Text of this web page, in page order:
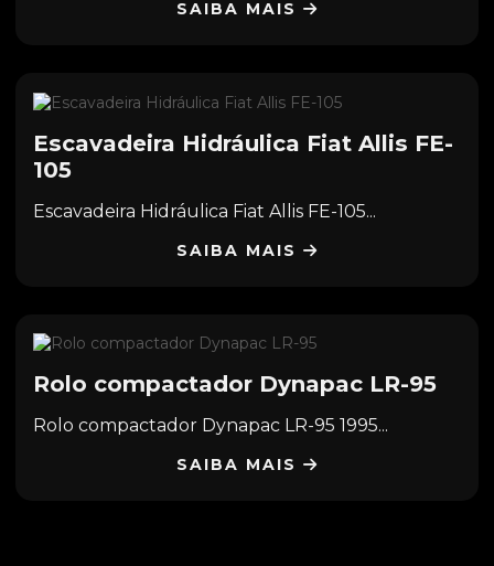
SAIBA MAIS
Escavadeira Hidráulica Fiat Allis FE-
105
Escavadeira Hidráulica Fiat Allis FE-105...
SAIBA MAIS
Rolo compactador Dynapac LR-95
Rolo compactador Dynapac LR-95 1995...
SAIBA MAIS